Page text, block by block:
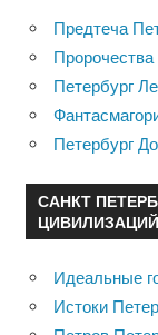
Предтеча
Петербург
Петербург
САНКТ
ЦИВИЛИЗАЦИЙ
Идеальные
Истоки